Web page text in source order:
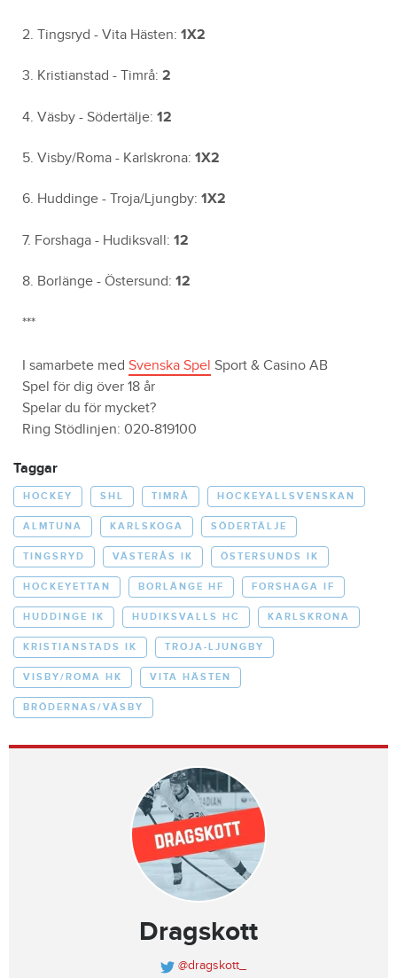
2. Tingsryd - Vita Hästen: 1X2
3. Kristianstad - Timrå: 2
4. Väsby - Södertälje: 12
5. Visby/Roma - Karlskrona: 1X2
6. Huddinge - Troja/Ljungby: 1X2
7. Forshaga - Hudiksvall: 12
8. Borlänge - Östersund: 12
***
I samarbete med Svenska Spel Sport & Casino AB
Spel för dig över 18 år
Spelar du för mycket?
Ring Stödlinjen: 020-819100
Taggar
HOCKEY SHL TIMRÅ HOCKEYALLSVENSKAN
ALMTUNA KARLSKOGA SÖDERTÄLJE
TINGSRYD VÄSTERÅS IK ÖSTERSUNDS IK
HOCKEYETTAN BORLÄNGE HF FORSHAGA IF
HUDDINGE IK HUDIKSVALLS HC KARLSKRONA
KRISTIANSTADS IK TROJA-LJUNGBY
VISBY/ROMA HK VITA HÄSTEN
BRÖDERNAS/VÄSBY
Dragskott
@dragskott_